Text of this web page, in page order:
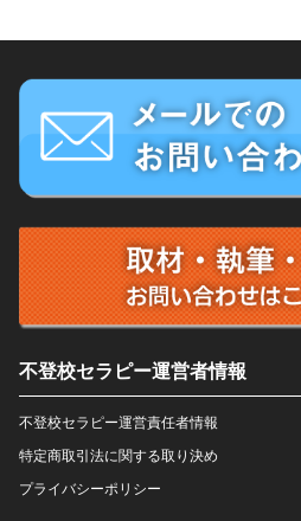
不登校セラピー運営者情報
不登校セラピー運営責任者情報
特定商取引法に関する取り決め
プライバシーポリシー